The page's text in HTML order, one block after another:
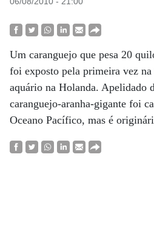
Um caranguejo que pesa 20
foi exposto pela primeira vez
aquário na Holanda. Apelidado
caranguejo-aranha-gigante foi
Oceano Pacífico, mas é